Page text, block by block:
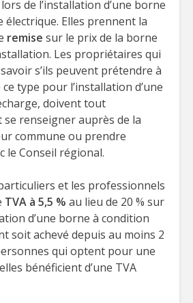
de l’installation d’une borne
électrique. Elles prennent la
remise sur le prix de la borne
Les propriétaires qui
s’ils peuvent prétendre à
type pour l’installation d’une
doivent tout
se renseigner auprès de la
commune ou prendre
le Conseil régional.
et les professionnels
TVA à 5,5 % au lieu de 20 % sur
d’une borne à condition
soit achevé depuis au moins 2
qui optent pour une
bénéficient d’une TVA